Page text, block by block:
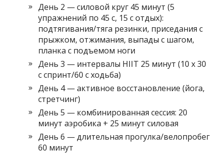
День 2 — силовой круг 45 минут (5
упражнений по 45 с, 15 с отдых):
подтягивания/тяга резинки, приседания с
прыжком, отжимания, выпады с шагом,
планка с подъемом ноги
День 3 — интервалы HIIT 25 минут (10 x 30
с спринт/60 с ходьба)
День 4 — активное восстановление (йога,
стретчинг)
День 5 — комбинированная сессия: 20
минут аэробика + 25 минут силовая
День 6 — длительная прогулка/велопробег
60 минут